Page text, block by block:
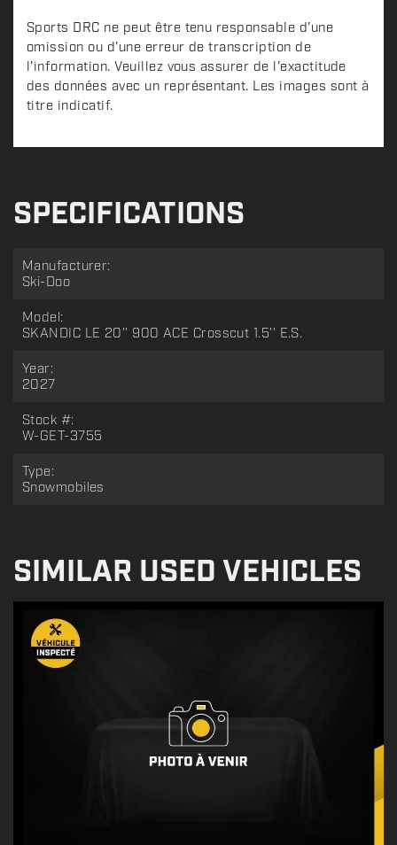
Sports DRC ne peut être tenu responsable d'une
omission ou d'une erreur de transcription de
l'information. Veuillez vous assurer de l'exactitude
des données avec un représentant. Les images sont à
titre indicatif.
SPECIFICATIONS
Manufacturer:
Ski-Doo
Model:
SKANDIC LE 20'' 900 ACE Crosscut 1.5'' E.S.
Year:
2027
Stock #:
W-GET-3755
Type:
Snowmobiles
SIMILAR USED VEHICLES